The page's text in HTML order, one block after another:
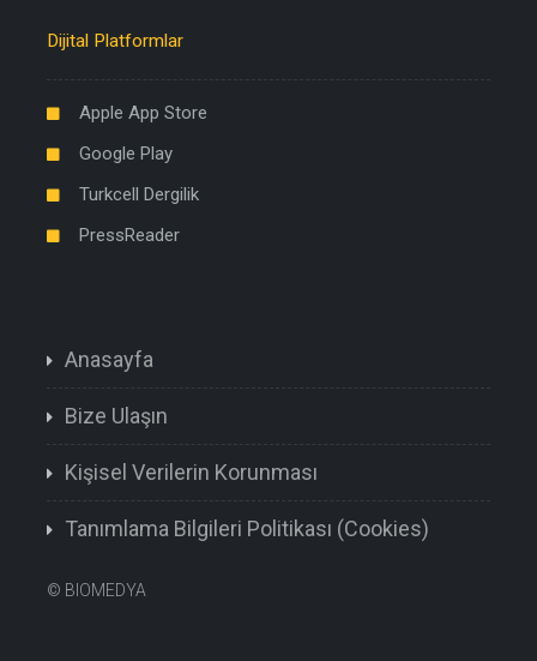
Dijital Platformlar
Apple App Store
Google Play
Turkcell Dergilik
PressReader
Anasayfa
Bize Ulaşın
Kişisel Verilerin Korunması
Tanımlama Bilgileri Politikası (Cookies)
© BIOMEDYA